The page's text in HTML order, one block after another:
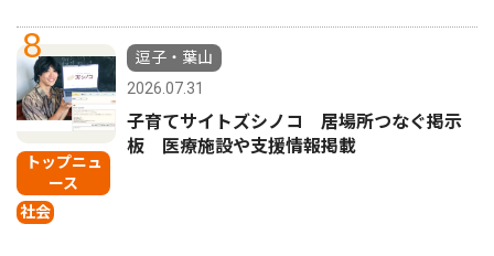
8
トップニュ
ース
社会
逗子・葉山
2026.07.31
子育てサイトズシノコ 居場所つなぐ掲示
板 医療施設や支援情報掲載